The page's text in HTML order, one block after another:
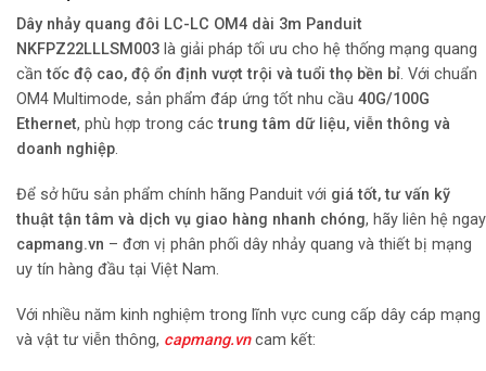
Dây nhảy quang đôi LC-LC OM4 dài 3m Panduit
NKFPZ22LLLSM003 là giải pháp tối ưu cho hệ thống mạng quang
cầntốc độ cao, độ ổn định vượt trội và tuổi thọ bền bỉ. Với chuẩn
OM4 Multimode, sản phẩm đáp ứng tốt nhu cầu 40G/100G
Ethernet, phù hợp trong cáctrung tâm dữ liệu, viễn thông và
doanh nghiệp.
Để sở hữu sản phẩm chính hãng Panduit với giá tốt, tư vấn kỹ
thuật tận tâm và dịch vụ giao hàng nhanh chóng, hãy liên hệ ngay
capmang.vn – đơn vị phân phối dây nhảy quang và thiết bị mạng
uy tín hàng đầu tại Việt Nam.
Với nhiều năm kinh nghiệm trong lĩnh vực cung cấp dây cáp mạng
và vật tư viễn thông, capmang.vncam kết: